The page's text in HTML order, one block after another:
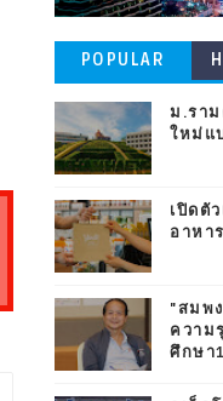
POPULAR
POSTS
ม.รา
ใหม่แ
เปิดตั
อาหา
"สมพ
ความ
ศึกษา